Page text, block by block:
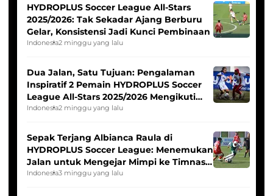
HYDROPLUS Soccer League All-Stars
2025/2026: Tak Sekadar Ajang Berburu
Gelar, Konsistensi Jadi Kunci Pembinaan
Indonesia2 minggu yang lalu
Dua Jalan, Satu Tujuan: Pengalaman
Inspiratif 2 Pemain HYDROPLUS Soccer
League All-Stars 2025/2026 Mengikuti
Seleksi Timnas Indonesia Putri
Indonesia2 minggu yang lalu
Sepak Terjang Albianca Raula di
HYDROPLUS Soccer League: Menemukan
Jalan untuk Mengejar Mimpi ke Timnas
Indonesia Putri
Indonesia3 minggu yang lalu